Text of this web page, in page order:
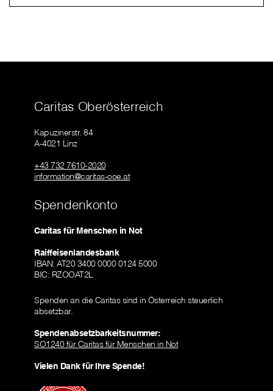
Caritas Oberösterreich
Kapuzinerstr. 84
A-4021 Linz
+43 732 7610-2020
information@caritas-ooe.at
Spendenkonto
Caritas für Menschen in Not
Raiffeisenlandesbank
IBAN: AT20 3400 0000 0124 5000
BIC: RZOOAT2L
Spenden an die Caritas sind in Österreich steuerlich
absetzbar.
Spendenabsetzbarkeitsnummer:
SO1240 für Caritas für Menschen in Not
Vielen Dank für Ihre Spende!